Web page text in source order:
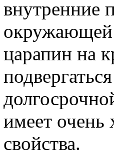
внутренние
окружающей
царапин на
имеет очень
свойства.